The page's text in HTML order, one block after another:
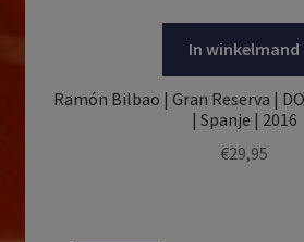
In winkelmand
Ramón Bilbao | Gran Reserva |
| Spanje | 2016
€29,95